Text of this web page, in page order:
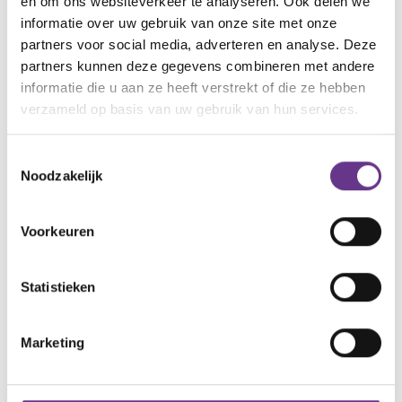
informatie over uw gebruik van onze site met onze
partners voor social media, adverteren en analyse. Deze
partners kunnen deze gegevens combineren met andere
informatie die u aan ze heeft verstrekt of die ze hebben
verzameld op basis van uw gebruik van hun services.
Noodzakelijk
Voorkeuren
Statistieken
Marketing94,1%